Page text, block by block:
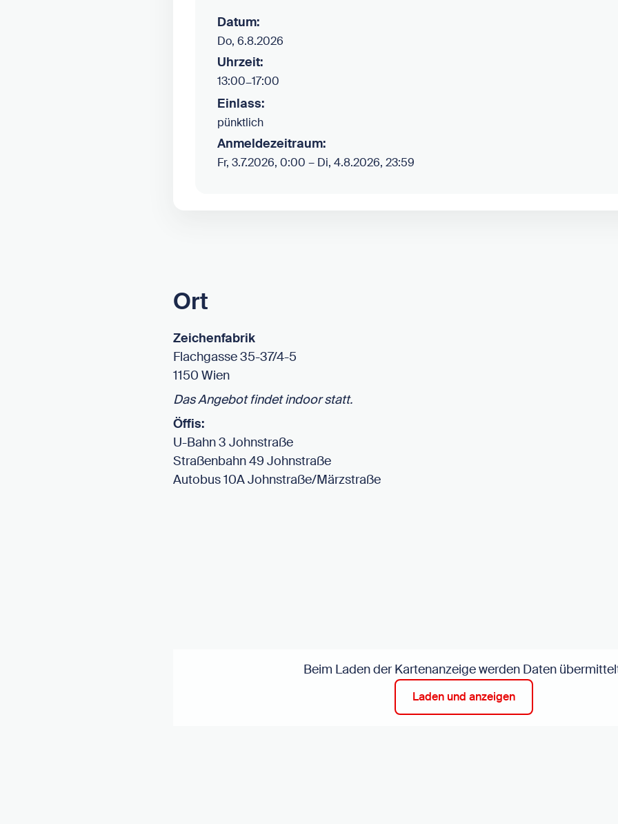
Datum:
Do, 6.8.2026
Uhrzeit:
13:00–17:00
Einlass:
pünktlich
Anmeldezeitraum:
Fr, 3.7.2026, 0:00 – Di, 4.8.2026, 23:59
Ort
Zeichenfabrik
Flachgasse 35-37/4-5
1150 Wien
Das Angebot findet indoor statt.
Öffis:
U-Bahn 3 Johnstraße
Straßenbahn 49 Johnstraße
Autobus 10A Johnstraße/Märzstraße
Beim Laden der Kartenanzeige werden Daten
Laden und anzeigen